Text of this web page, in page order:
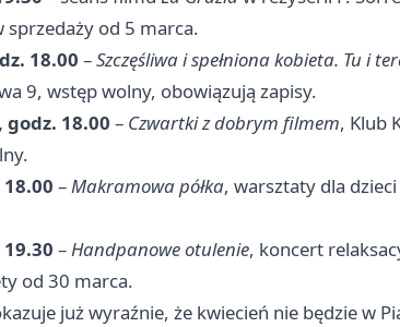
sprzedaży od 5 marca.
18.00 –Szczęśliwa i spełniona kobieta. Tu i
9, wstęp wolny, obowiązują zapisy.
18.00 – Czwartki z dobrym filmem, Klub
–Makramowa półka, warsztaty dla dzieci
–Handpanowe otulenie, koncert
od 30 marca.
już wyraźnie, że kwiecień nie będzie w